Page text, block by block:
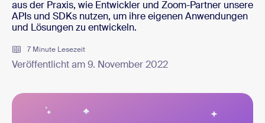
aus der Praxis, wie Entwickler und Zoom-Partner unsere
APIs und SDKs nutzen, um ihre eigenen Anwendungen
und Lösungen zu entwickeln.
7 Minute Lesezeit
Veröffentlicht am 9. November 2022